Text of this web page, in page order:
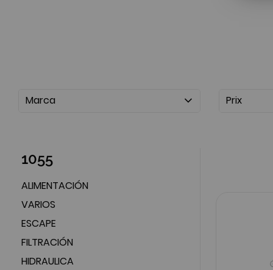
Marca Prix
1055
ALIMENTACIÓN
VARIOS
ESCAPE
FILTRACIÓN
HIDRAULICA